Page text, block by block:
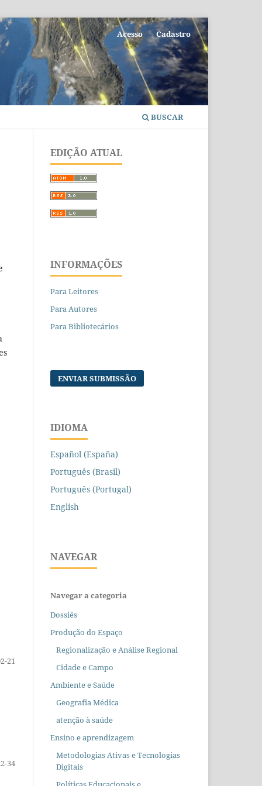
BUSCAR
Acesso Cadastro
21
34
EDIÇÃO ATUAL
INFORMAÇÕES
Para Leitores
Para Autores
Para Bibliotecários
ENVIAR SUBMISSÃO
IDIOMA
Español (España)
Português (Brasil)
Português (Portugal)
English
NAVEGAR
Navegar a categoria
Dossiês
Produção do Espaço
Regionalização e Análise Regional
Cidade e Campo
Ambiente e Saúde
Geografia Médica
atenção à saúde
Ensino e aprendizagem
Metodologias Ativas e Tecnologias
Digitais